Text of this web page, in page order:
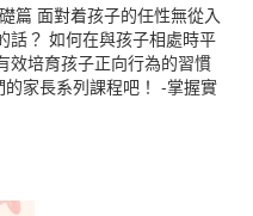
篇 面對着孩子的任性無從入
話？ 如何在與孩子相處時平
效培育孩子正向行為的習慣
家長系列課程吧！ -掌握實